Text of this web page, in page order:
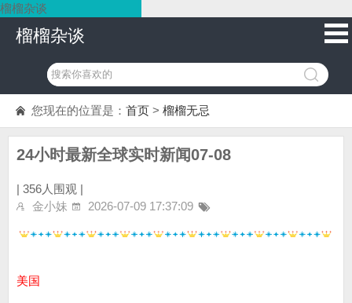
榴榴杂谈
榴榴杂谈
您现在的位置是： 首页 > 榴榴无忌
24小时最新全球实时新闻07-08
| 356人围观 |
金小妹
2026-07-09 17:37:09
美国